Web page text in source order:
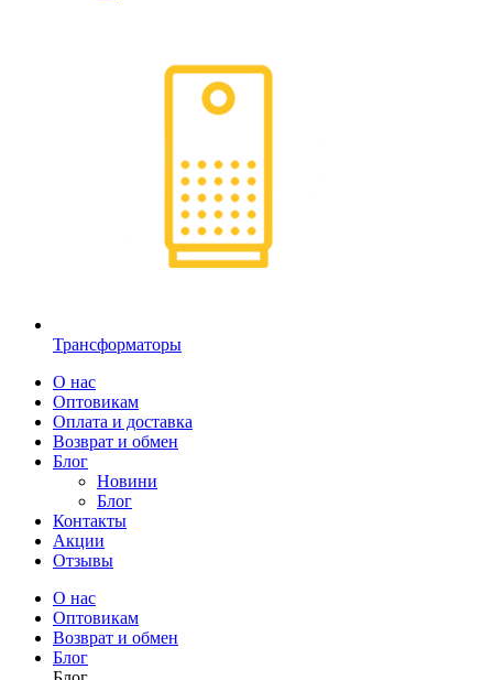
Трансформаторы
О нас
Оптовикам
Оплата и доставка
Возврат и обмен
Блог
Новини
Блог
Контакты
Акции
Отзывы
О нас
Оптовикам
Возврат и обмен
Блог